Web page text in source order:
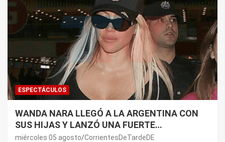
ESPECTÁCULOS
WANDA NARA LLEGÓ A LA ARGENTINA CON
SUS HIJAS Y LANZÓ UNA FUERTE
PREMONICIÓN SOBRE MAURO ICARDI
miércoles 05 agosto CorrientesDeTardeDE